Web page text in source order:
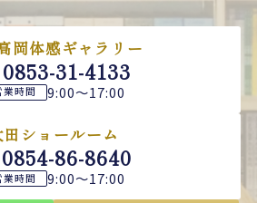
岡体感ギャラリー
0853-31-4133
業時間 9:00～17:00
田ショールーム
0854-86-8640
業時間 9:00～17:00